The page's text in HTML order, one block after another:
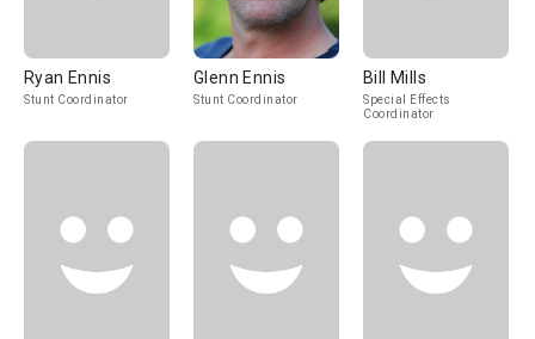
Ryan Ennis
Stunt Coordinator
Glenn Ennis
Stunt Coordinator
Bill Mills
Special Effects
Coordinator